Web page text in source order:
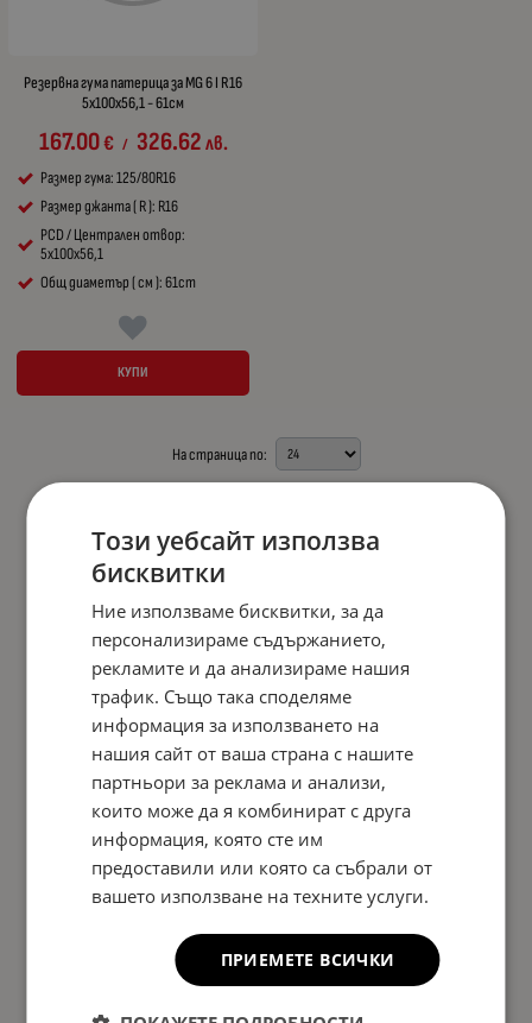
Резервна гума патерица за MG 6 I R16
5x100x56,1 - 61см
167.00€ / 326.62лв.
Размер гума: 125/80R16
Размер джанта ( R ): R16
PCD / Централен отвор:
5x100x56,1
Общ диаметър ( см ): 61cm
КУПИ
На страница по:
Този уебсайт използва
бисквитки
Ние използваме бисквитки, за да
персонализираме съдържанието,
рекламите и да анализираме нашия
трафик. Също така споделяме
информация за използването на
нашия сайт от ваша страна с нашите
партньори за реклама и анализи,
които може да я комбинират с друга
информация, която сте им
предоставили или която са събрали от
вашето използване на техните услуги.
ПРИЕМЕТЕ ВСИЧКИ